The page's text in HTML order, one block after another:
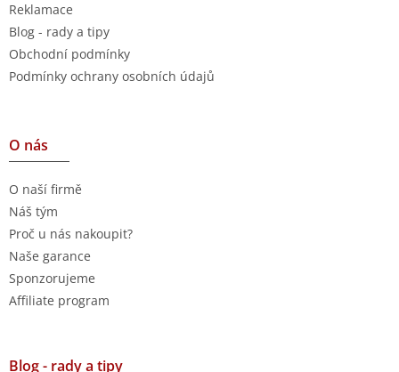
Reklamace
Blog - rady a tipy
Obchodní podmínky
Podmínky ochrany osobních údajů
O nás
O naší firmě
Náš tým
Proč u nás nakoupit?
Naše garance
Sponzorujeme
Affiliate program
Blog - rady a tipy